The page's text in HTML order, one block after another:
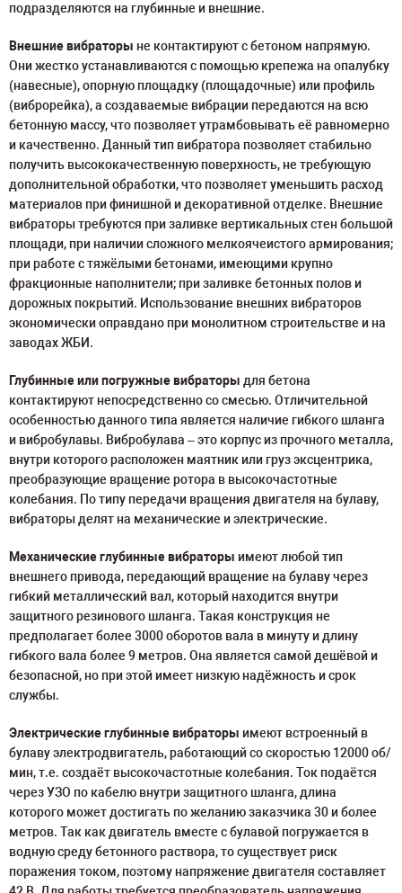
подразделяются на глубинные и внешние.
Внешние вибраторы не контактируют с бетоном напрямую.
Они жестко устанавливаются с помощью крепежа на опалубку
(навесные), опорную площадку (площадочные) или профиль
(виброрейка), а создаваемые вибрации передаются на всю
бетонную массу, что позволяет утрамбовывать её равномерно
и качественно. Данный тип вибратора позволяет стабильно
получить высококачественную поверхность, не требующую
дополнительной обработки, что позволяет уменьшить расход
материалов при финишной и декоративной отделке. Внешние
вибраторы требуются при заливке вертикальных стен большой
площади, при наличии сложного мелкоячеистого армирования;
при работе с тяжёлыми бетонами, имеющими крупно
фракционные наполнители; при заливке бетонных полов и
дорожных покрытий. Использование внешних вибраторов
экономически оправдано при монолитном строительстве и на
заводах ЖБИ.
Глубинные или погружные вибраторы для бетона
контактируют непосредственно со смесью. Отличительной
особенностью данного типа является наличие гибкого шланга
и вибробулавы. Вибробулава – это корпус из прочного металла,
внутри которого расположен маятник или груз эксцентрика,
преобразующие вращение ротора в высокочастотные
колебания. По типу передачи вращения двигателя на булаву,
вибраторы делят на механические и электрические.
Механические глубинные вибраторы имеют любой тип
внешнего привода, передающий вращение на булаву через
гибкий металлический вал, который находится внутри
защитного резинового шланга. Такая конструкция не
предполагает более 3000 оборотов вала в минуту и длину
гибкого вала более 9 метров. Она является самой дешёвой и
безопасной, но при этой имеет низкую надёжность и срок
службы.
Электрические глубинные вибраторы имеют встроенный в
булаву электродвигатель, работающий со скоростью 12000 об/
мин, т.е. создаёт высокочастотные колебания. Ток подаётся
через УЗО по кабелю внутри защитного шланга, длина
которого может достигать по желанию заказчика 30 и более
метров. Так как двигатель вместе с булавой погружается в
водную среду бетонного раствора, то существует риск
поражения током, поэтому напряжение двигателя составляет